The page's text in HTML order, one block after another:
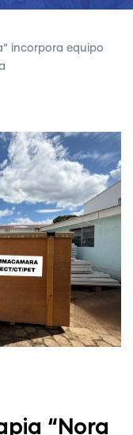
incorpora equipo
“Nora